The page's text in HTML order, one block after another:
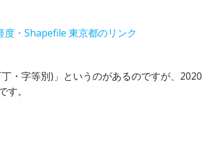
度・Shapefile 東京都のリンク
・字等別)」というのがあるのですが、2020
。